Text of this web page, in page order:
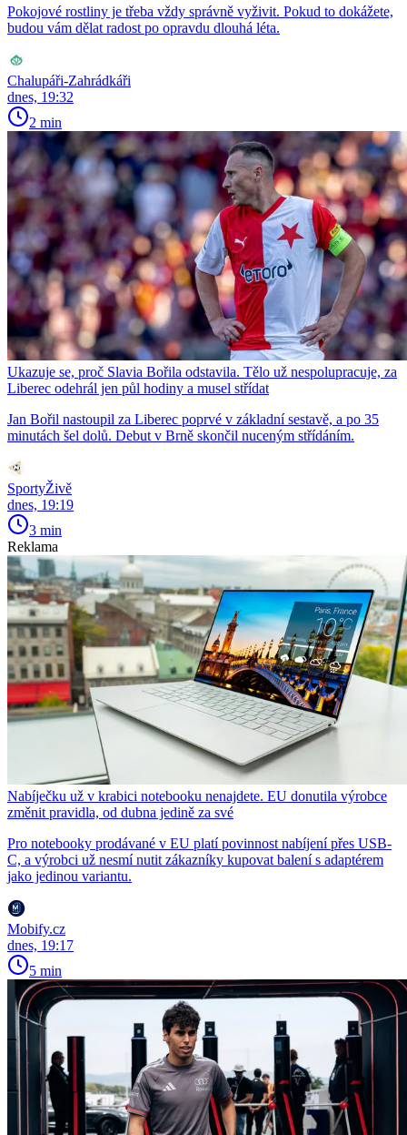
Pokojové rostliny je třeba vždy správně vyživit. Pokud to dokážete,
budou vám dělat radost po opravdu dlouhá léta.
Chalupáři-Zahrádkáři
dnes, 19:32
2 min
Ukazuje se, proč Slavia Bořila odstavila. Tělo už nespolupracuje, za
Liberec odehrál jen půl hodiny a musel střídat
Jan Bořil nastoupil za Liberec poprvé v základní sestavě, a po 35
minutách šel dolů. Debut v Brně skončil nuceným střídáním.
SportyŽivě
dnes, 19:19
3 min
Reklama
Nabíječku už v krabici notebooku nenajdete. EU donutila výrobce
změnit pravidla, od dubna jedině za své
Pro notebooky prodávané v EU platí povinnost nabíjení přes USB-
C, a výrobci už nesmí nutit zákazníky kupovat balení s adaptérem
jako jedinou variantu.
Mobify.cz
dnes, 19:17
5 min